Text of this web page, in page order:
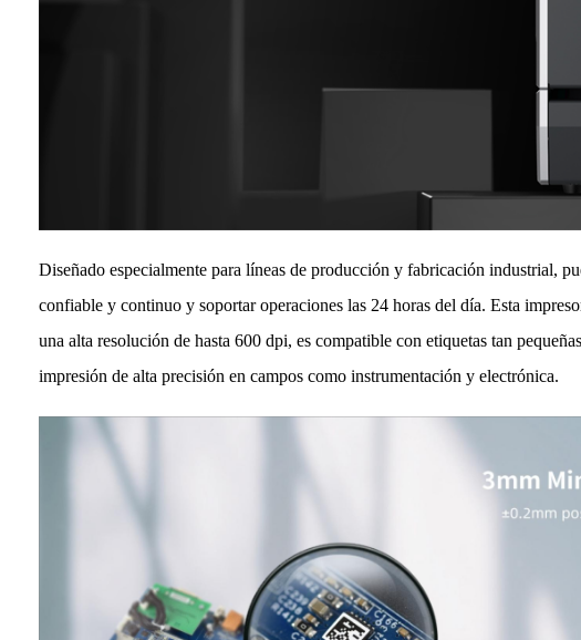
Diseñado especialmente para líneas de producción y fabricación industrial,
confiable y continuo y soportar operaciones las 24 horas del día. Esta
una alta resolución de hasta 600 dpi, es compatible con etiquetas tan
impresión de alta precisión en campos como instrumentación y electrónica.